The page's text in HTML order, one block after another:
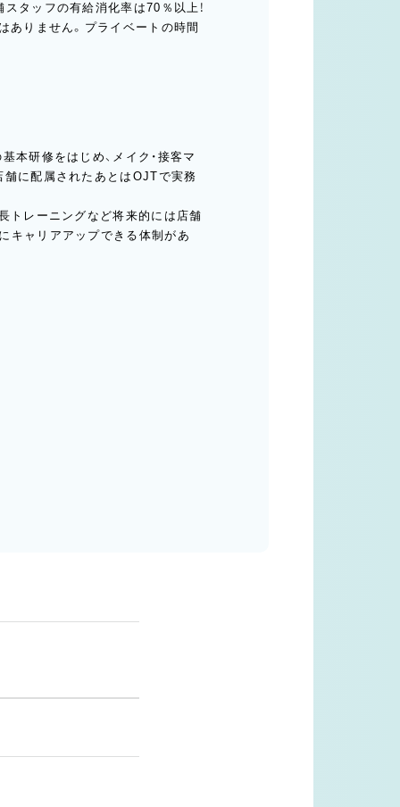
タッフの有給消化率は70％以上！
ありません。プライベートの時間
本研修をはじめ、メイク・接客マ
舗に配属されたあとはOJTで実務
トレーニングなど将来的には店舗
キャリアアップできる体制があ